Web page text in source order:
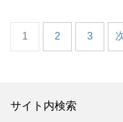
1 2 3
サイト内検索